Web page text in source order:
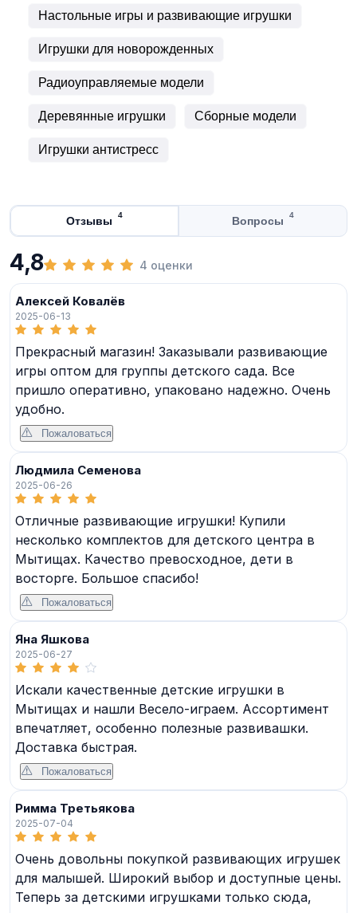
Настольные игры и развивающие игрушки
Игрушки для новорожденных
Радиоуправляемые модели
Деревянные игрушки Сборные модели
Игрушки антистресс
Отзывы 4 Вопросы 4
4,8 4 оценки
Алексей Ковалёв
2025-06-13
Прекрасный магазин! Заказывали развивающие
игры оптом для группы детского сада. Все
пришло оперативно, упаковано надежно. Очень
удобно.
Пожаловаться
Людмила Семенова
2025-06-26
Отличные развивающие игрушки! Купили
несколько комплектов для детского центра в
Мытищах. Качество превосходное, дети в
восторге. Большое спасибо!
Пожаловаться
Яна Яшкова
2025-06-27
Искали качественные детские игрушки в
Мытищах и нашли Весело-играем. Ассортимент
впечатляет, особенно полезные развивашки.
Доставка быстрая.
Пожаловаться
Римма Третьякова
2025-07-04
Очень довольны покупкой развивающих игрушек
для малышей. Широкий выбор и доступные цены.
Теперь за детскими игрушками только сюда,